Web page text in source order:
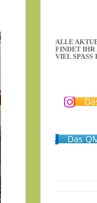
ALLE
FINDET IHR
VIEL SPASS
Das